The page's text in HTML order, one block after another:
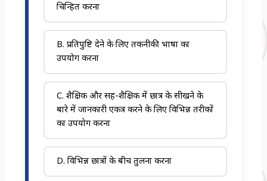
चिन्हित करना
B. प्रतिपुष्टि देने के लिए तकनीकी भाषा का
उपयोग करना
C. शैक्षिक और सह-शैक्षिक में छात्र के सीखने के
बारे में जानकारी एकत्र करने के लिए विभिन्न तरीकों
का उपयोग करना
D. विभिन्न छात्रों के बीच तुलना करना